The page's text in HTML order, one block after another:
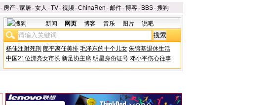
- 房产-家居-女人 -TV-视频-ChinaRen -邮件-博客- BBS-搜狗
新闻 网页 博客 音乐 图片 说吧
杨佳注射死刑 郎平离任美排 毛泽东的十个儿女 朱镕基退休生活
中国21位漂亮女市长 新足协主席 明星身份证号 邓小平伤心往事